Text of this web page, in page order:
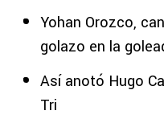
Yohan Orozco,
golazo en la
Así anotó Hugo
Tri